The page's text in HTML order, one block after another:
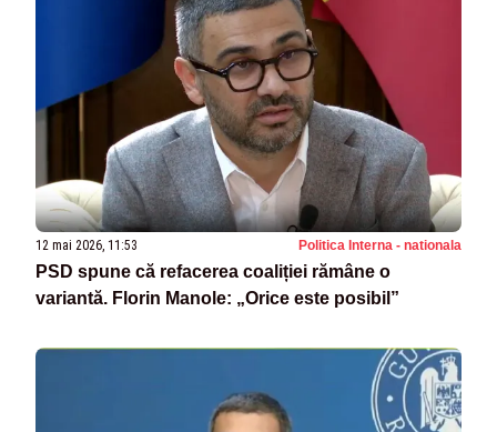
12 mai 2026, 11:53 Politica Interna - nationala
PSD spune că refacerea coaliției rămâne o
variantă. Florin Manole: „Orice este posibil”